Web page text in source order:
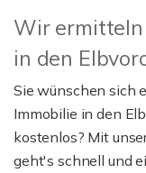
Wir
in den
Sie wünschen sich
Immobilie in den
kostenlos? Mit
geht's schnell und